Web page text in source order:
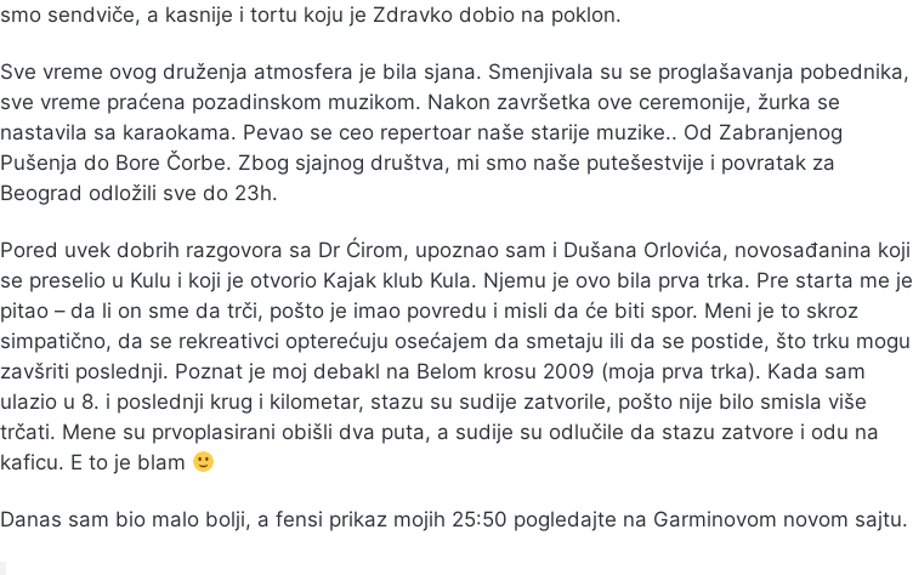
smo sendviče, a kasnije i tortu koju je Zdravko dobio na poklon.
Sve vreme ovog druženja atmosfera je bila sjana. Smenjivala su se proglašavanja pobednika,
sve vreme praćena pozadinskom muzikom. Nakon završetka ove ceremonije, žurka se
nastavila sa karaokama. Pevao se ceo repertoar naše starije muzike.. Od Zabranjenog
Pušenja do Bore Čorbe. Zbog sjajnog društva, mi smo naše putešestvije i povratak za
Beograd odložili sve do 23h.
Pored uvek dobrih razgovora sa Dr Ćirom, upoznao sam i Dušana Orlovića, novosađanina koji
se preselio u Kulu i koji je otvorio Kajak klub Kula. Njemu je ovo bila prva trka. Pre starta me je
pitao – da li on sme da trči, pošto je imao povredu i misli da će biti spor. Meni je to skroz
simpatično, da se rekreativci opterećuju osećajem da smetaju ili da se postide, što trku mogu
zavšriti poslednji. Poznat je moj debakl na Belom krosu 2009 (moja prva trka). Kada sam
ulazio u 8. i poslednji krug i kilometar, stazu su sudije zatvorile, pošto nije bilo smisla više
trčati. Mene su prvoplasirani obišli dva puta, a sudije su odlučile da stazu zatvore i odu na
kaficu. E to je blam
Danas sam bio malo bolji, a fensi prikaz mojih 25:50 pogledajte na Garminovom novom sajtu.